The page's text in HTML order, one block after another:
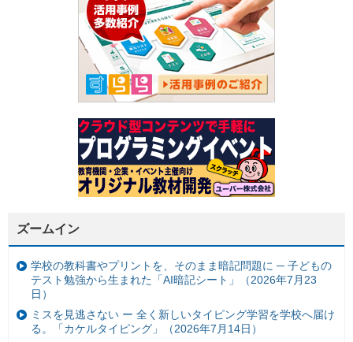
ズームイン
学校の教科書やプリントを、そのまま暗記問題に ─ 子どもの
テスト勉強から生まれた「AI暗記シート」（2026年7月23
日）
ミスを見逃さない ー 全く新しいタイピング学習を学校へ届け
る。「カケルタイピング」（2026年7月14日）